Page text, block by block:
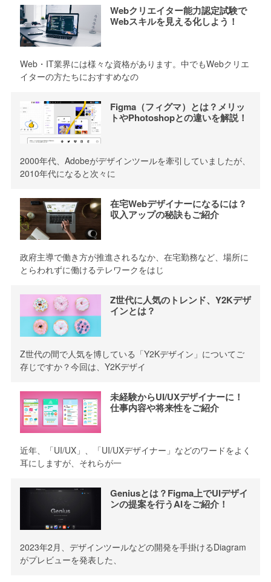
Webクリエイター能力認定試験で
Webスキルを見える化しよう！
Web・IT業界には様々な資格があります。中でもWebクリエ
イターの方たちにおすすめなの
Figma（フィグマ）とは？メリッ
トやPhotoshopとの違いを解説！
2000年代、Adobeがデザインツールを牽引していましたが、
2010年代になると次々に
在宅Webデザイナーになるには？
収入アップの秘訣もご紹介
政府主導で働き方が推進されるなか、在宅勤務など、場所に
とらわれずに働けるテレワークをはじ
Z世代に人気のトレンド、Y2Kデザ
インとは？
Z世代の間で人気を博している「Y2Kデザイン」についてご
存じですか？今回は、Y2Kデザイ
未経験からUI/UXデザイナーに！
仕事内容や将来性をご紹介
近年、「UI/UX」、「UI/UXデザイナー」などのワードをよく
耳にしますが、それらが一
Geniusとは？Figma上でUIデザイ
ンの提案を行うAIをご紹介！
2023年2月、デザインツールなどの開発を手掛けるDiagram
がプレビューを発表した、